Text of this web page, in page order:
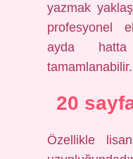
yazmak
profesyonel
ayda
tamamlanabilir.
20
Özellikle